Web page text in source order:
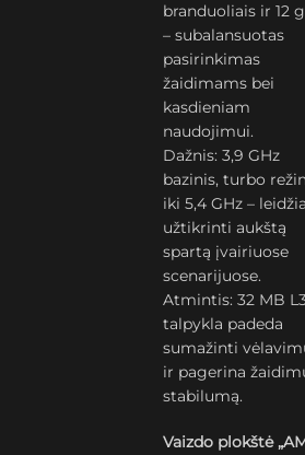
branduoliais ir 12
– subalansuotas
pasirinkimas
žaidimams bei
kasdieniam
naudojimui.
Dažnis: 3,9 GHz
bazinis, turbo
iki 5,4 GHz – leidžia
užtikrinti aukštą
spartą įvairiuose
scenarijuose.
Atmintis: 32 MB
talpykla padeda
sumažinti
ir pagerina
stabilumą.
Vaizdo plokštė